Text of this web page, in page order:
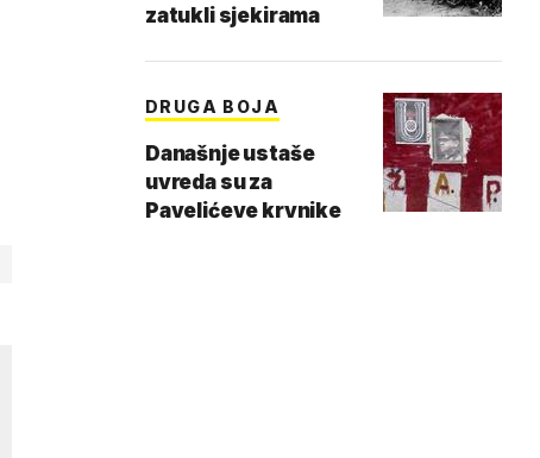
zatukli sjekirama
DRUGA BOJA
Današnje ustaše
uvreda su za
Pavelićeve krvnike